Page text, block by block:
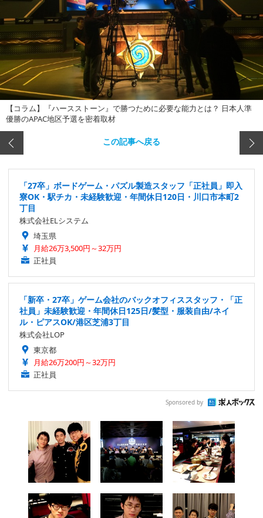
【コラム】『ハースストーン』で勝つために必要な能力とは？ 日本人準
優勝のAPAC地区予選を密着取材
この記事へ戻る
「27卒」ボードゲーム・パズル製造スタッフ「正社員」即入
寮OK・駅チカ・未経験歓迎・年間休日120日・川口市本町2
丁目
株式会社ELシステム
埼玉県
月給26万3,500円～32万円
正社員
「新卒・27卒」ゲーム会社のバックオフィススタッフ・「正
社員」未経験歓迎・年間休日125日/髪型・服装自由/ネイ
ル・ピアスOK/港区芝浦3丁目
株式会社LOP
東京都
月給26万200円～32万円
正社員
Sponsored by